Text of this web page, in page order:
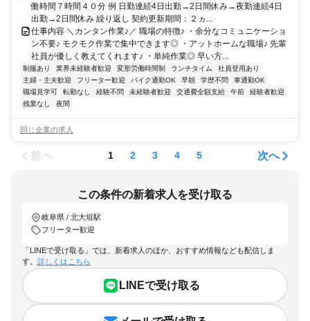
働時間７時間４０分 例 日勤連続4日出勤→2日間休み→夜勤連続4日
出勤→2日間休み 繰り返し 契約更新期間：２ヵ...
仕事内容 ＼カンタン作業♪／ 職場の特徴♪ ・余分なコミュニケーショ
ン不要♪ モクモク作業で集中できます◎ ・アットホームな職場♪ 先輩
社員が優しく教えてくれます♪ ・単純作業◎ 早い方...
制服あり 業界未経験者歓迎 変形労働時間制 ランチタイム
社員登用あり
主婦・主夫歓迎
フリーター歓迎 バイク通勤OK 早朝 学歴不問
車通勤OK
職場見学可
転勤なし 経験不問 未経験者歓迎 交通費全額支給 午前
経験者歓迎
残業なし
夜間
同じ企業の求人
前へ 1 2 3 4 5 次へ
この条件の新着求人を受け取る
岐阜県 / 北大垣駅
フリーター歓迎
「LINEで受け取る」では、新着求人のほか、おすすめ情報なども配信しま
す。 詳しくはこちら
LINEで受け取る